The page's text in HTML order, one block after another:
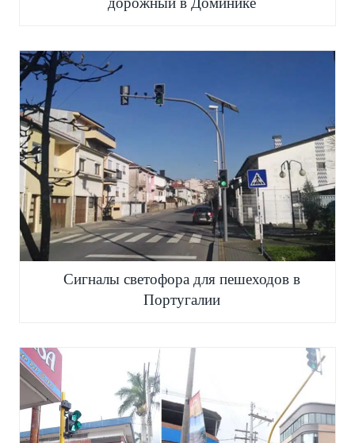
Сигналы светофора для пешеходов в
Португалии